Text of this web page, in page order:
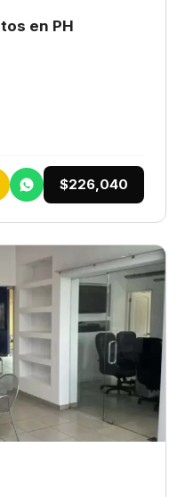
en PH
$226,040